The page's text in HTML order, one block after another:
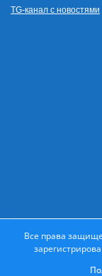
TG-канал с новостями
Все права